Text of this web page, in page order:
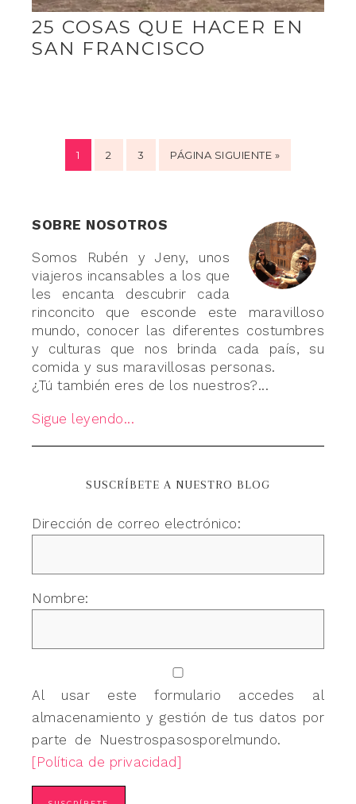
25 COSAS QUE HACER EN
SAN FRANCISCO
1 2 3 PÁGINA SIGUIENTE »
SOBRE NOSOTROS
Somos Rubén y Jeny, unos
viajeros incansables a los que
les encanta descubrir cada
rinconcito que esconde este maravilloso
mundo, conocer las diferentes costumbres
y culturas que nos brinda cada país, su
comida y sus maravillosas personas.
¿Tú también eres de los nuestros?...
Sigue leyendo...
SUSCRÍBETE A NUESTRO BLOG
Dirección de correo electrónico:
Nombre:
Al usar este formulario accedes al
almacenamiento y gestión de tus datos por
parte de Nuestrospasosporelmundo.
[Política de privacidad]